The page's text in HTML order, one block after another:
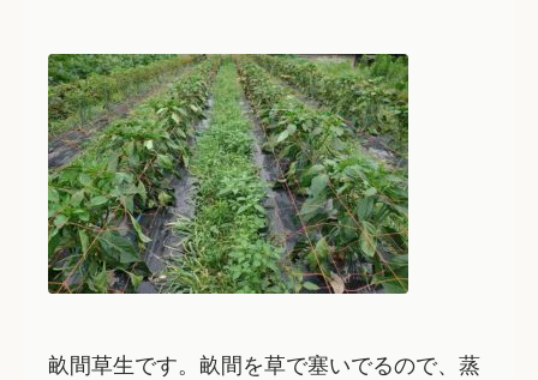
畝間草生です。畝間を草で塞いでるので、蒸